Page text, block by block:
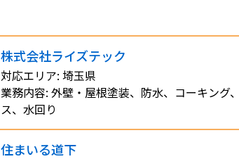
株式会社ライズテック
対応エリア: 埼玉県
業務内容: 外壁・屋根塗装、防水、コーキング
ス、水回り
住まいる道下